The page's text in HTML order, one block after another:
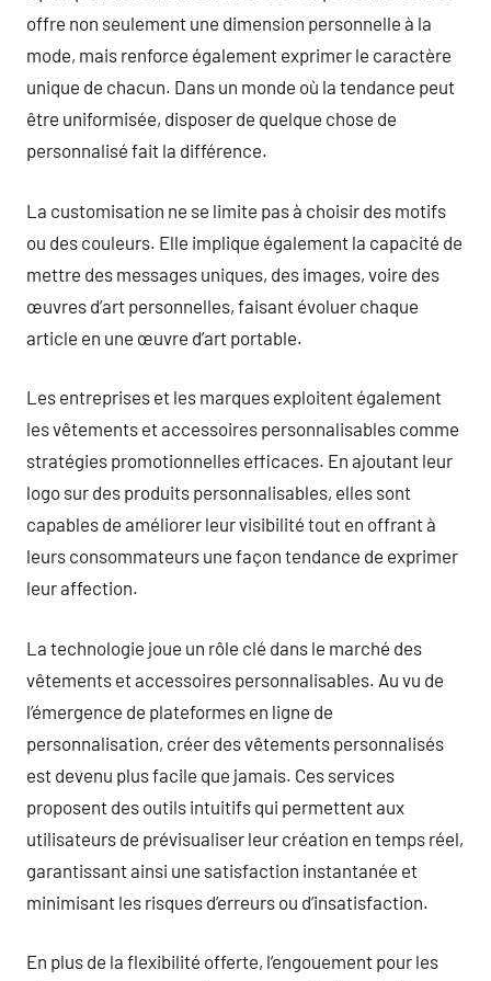
offre non seulement une dimension personnelle à la
mode, mais renforce également exprimer le caractère
unique de chacun. Dans un monde où la tendance peut
être uniformisée, disposer de quelque chose de
personnalisé fait la différence.
La customisation ne se limite pas à choisir des motifs
ou des couleurs. Elle implique également la capacité de
mettre des messages uniques, des images, voire des
œuvres d’art personnelles, faisant évoluer chaque
article en une œuvre d’art portable.
Les entreprises et les marques exploitent également
les vêtements et accessoires personnalisables comme
stratégies promotionnelles efficaces. En ajoutant leur
logo sur des produits personnalisables, elles sont
capables de améliorer leur visibilité tout en offrant à
leurs consommateurs une façon tendance de exprimer
leur affection.
La technologie joue un rôle clé dans le marché des
vêtements et accessoires personnalisables. Au vu de
l’émergence de plateformes en ligne de
personnalisation, créer des vêtements personnalisés
est devenu plus facile que jamais. Ces services
proposent des outils intuitifs qui permettent aux
utilisateurs de prévisualiser leur création en temps réel,
garantissant ainsi une satisfaction instantanée et
minimisant les risques d’erreurs ou d’insatisfaction.
En plus de la flexibilité offerte, l’engouement pour les